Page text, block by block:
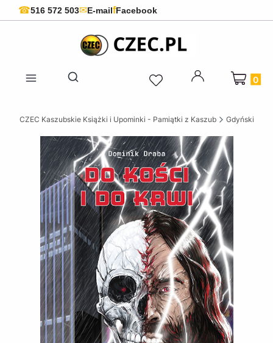
☎516 572 503✉E-mailfFacebook
Otwórz wyszukiwarkę
Produkty
CZEC Kaszubskie Książki i Upominki - Pamiątki z Kaszub Gdyńskie